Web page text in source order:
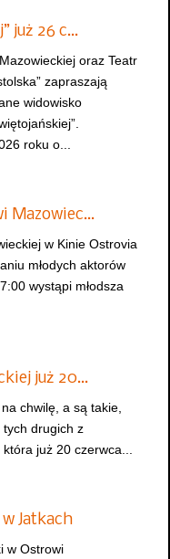
już 26 c…
oraz Teatr
zapraszają
widowisko
roku o...
Mazowiec…
w Kinie Ostrovia
młodych aktorów
wystąpi młodsza
już 20…
chwilę, a są takie,
tych drugich z
już 20 czerwca...
Jatkach
w Ostrowi